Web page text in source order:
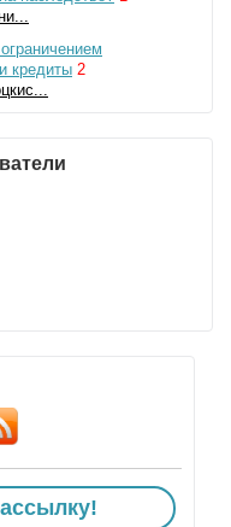
кредиты 2